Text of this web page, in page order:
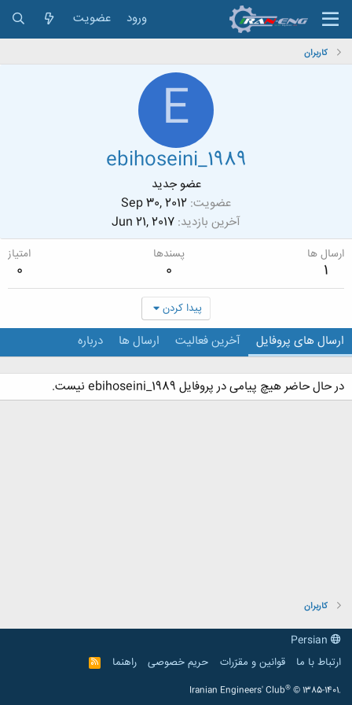
ورود عضویت
کاربران
E
ebihoseini_1989
عضو جدید
عضویت Sep 30, 2012
آخرین بازدید Jun 21, 2017
ارسال ها
1
پسندها
0
امتیاز
0
پیدا کردن
ارسال های پروفایل آخرین فعالیت ارسال ها درباره
در حال حاضر هیچ پیامی در پروفایل ebihoseini_1989 نیست.
کاربران
ارتباط با ما
قوانین و مقرّرات حریم خصوصی راهنما
R
S
Iranian Engineers' Club® © 1385-1401.